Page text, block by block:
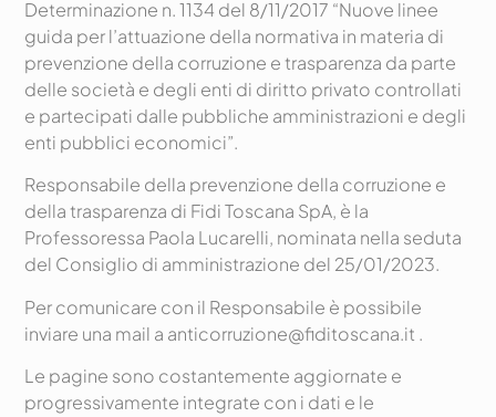
Determinazione n. 1134 del 8/11/2017 “Nuove linee
guida per l’attuazione della normativa in materia di
prevenzione della corruzione e trasparenza da parte
delle società e degli enti di diritto privato controllati
e partecipati dalle pubbliche amministrazioni e degli
enti pubblici economici”.
Responsabile della prevenzione della corruzione e
della trasparenza di Fidi Toscana SpA, è la
Professoressa Paola Lucarelli, nominata nella seduta
del Consiglio di amministrazione del 25/01/2023.
Per comunicare con il Responsabile è possibile
inviare una mail a anticorruzione@fiditoscana.it .
Le pagine sono costantemente aggiornate e
progressivamente integrate con i dati e le